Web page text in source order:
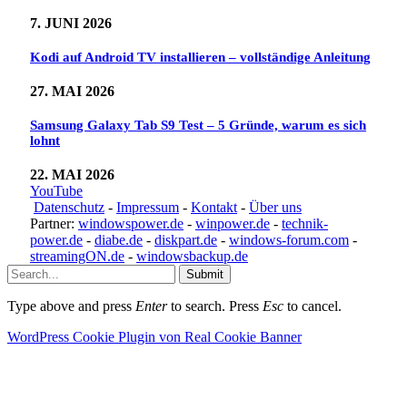
7. JUNI 2026
Kodi auf Android TV installieren – vollständige Anleitung
27. MAI 2026
Samsung Galaxy Tab S9 Test – 5 Gründe, warum es sich
lohnt
22. MAI 2026
YouTube
Datenschutz - Impressum - Kontakt - Über uns
Partner: windowspower.de - winpower.de - technik-
power.de - diabe.de - diskpart.de - windows-forum.com -
streamingON.de - windowsbackup.de
Submit
Type above and press Enterto search. Press Esc to cancel.
WordPress Cookie Plugin von Real Cookie Banner